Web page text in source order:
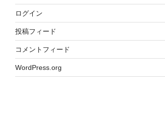
ログイン
投稿フィード
コメントフィード
WordPress.org